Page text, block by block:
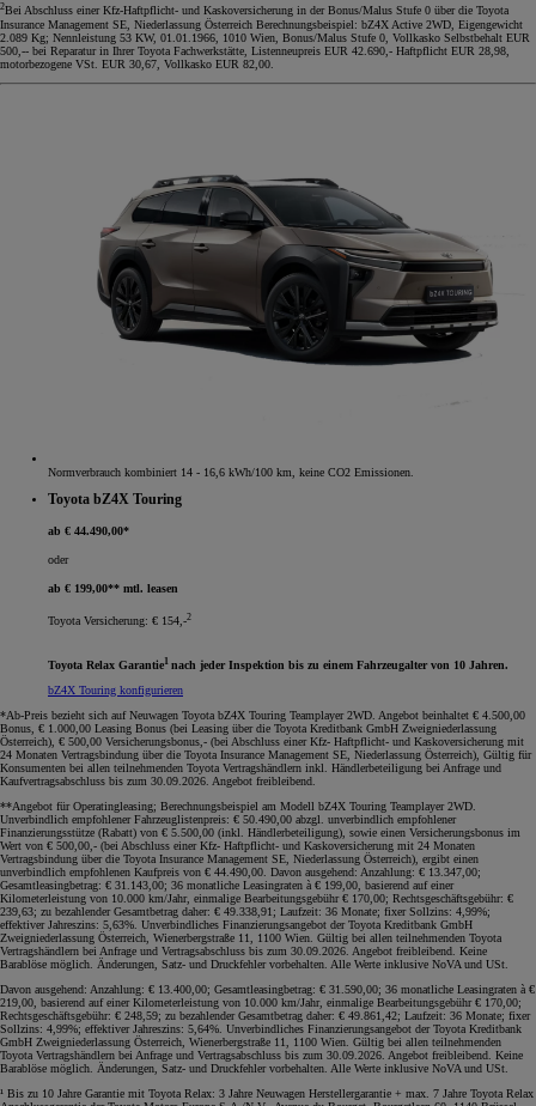
2Bei Abschluss einer Kfz-Haftpflicht- und Kaskoversicherung in der Bonus/Malus Stufe 0 über die Toyota
Insurance Management SE, Niederlassung Österreich Berechnungsbeispiel: bZ4X Active 2WD, Eigengewicht
2.089 Kg; Nennleistung 53 KW, 01.01.1966, 1010 Wien, Bonus/Malus Stufe 0, Vollkasko Selbstbehalt EUR
500,-- bei Reparatur in Ihrer Toyota Fachwerkstätte, Listenneupreis EUR 42.690,- Haftpflicht EUR 28,98,
motorbezogene VSt. EUR 30,67, Vollkasko EUR 82,00.
Normverbrauch kombiniert 14 - 16,6 kWh/100 km, keine CO2 Emissionen.
Toyota bZ4X Touring
ab € 44.490,00*
oder
ab € 199,00** mtl. leasen
Toyota Versicherung: € 154,-2
Toyota Relax Garantie1 nach jeder Inspektion bis zu einem Fahrzeugalter von 10 Jahren.
bZ4X Touring konfigurieren
*Ab-Preis bezieht sich auf Neuwagen Toyota bZ4X Touring Teamplayer 2WD. Angebot beinhaltet € 4.500,00
Bonus, € 1.000,00 Leasing Bonus (bei Leasing über die Toyota Kreditbank GmbH Zweigniederlassung
Österreich), € 500,00 Versicherungsbonus,- (bei Abschluss einer Kfz- Haftpflicht- und Kaskoversicherung mit
24 Monaten Vertragsbindung über die Toyota Insurance Management SE, Niederlassung Österreich), Gültig für
Konsumenten bei allen teilnehmenden Toyota Vertragshändlern inkl. Händlerbeteiligung bei Anfrage und
Kaufvertragsabschluss bis zum 30.09.2026. Angebot freibleibend.
**Angebot für Operatingleasing; Berechnungsbeispiel am Modell bZ4X Touring Teamplayer 2WD.
Unverbindlich empfohlener Fahrzeuglistenpreis: € 50.490,00 abzgl. unverbindlich empfohlener
Finanzierungsstütze (Rabatt) von € 5.500,00 (inkl. Händlerbeteiligung), sowie einen Versicherungsbonus im
Wert von € 500,00,- (bei Abschluss einer Kfz- Haftpflicht- und Kaskoversicherung mit 24 Monaten
Vertragsbindung über die Toyota Insurance Management SE, Niederlassung Österreich), ergibt einen
unverbindlich empfohlenen Kaufpreis von € 44.490,00. Davon ausgehend: Anzahlung: € 13.347,00;
Gesamtleasingbetrag: € 31.143,00; 36 monatliche Leasingraten à € 199,00, basierend auf einer
Kilometerleistung von 10.000 km/Jahr, einmalige Bearbeitungsgebühr € 170,00; Rechtsgeschäftsgebühr: €
239,63; zu bezahlender Gesamtbetrag daher: € 49.338,91; Laufzeit: 36 Monate; fixer Sollzins: 4,99%;
effektiver Jahreszins: 5,63%. Unverbindliches Finanzierungsangebot der Toyota Kreditbank GmbH
Zweigniederlassung Österreich, Wienerbergstraße 11, 1100 Wien. Gültig bei allen teilnehmenden Toyota
Vertragshändlern bei Anfrage und Vertragsabschluss bis zum 30.09.2026. Angebot freibleibend. Keine
Barablöse möglich. Änderungen, Satz- und Druckfehler vorbehalten. Alle Werte inklusive NoVA und USt.
Davon ausgehend: Anzahlung: € 13.400,00; Gesamtleasingbetrag: € 31.590,00; 36 monatliche Leasingraten à €
219,00, basierend auf einer Kilometerleistung von 10.000 km/Jahr, einmalige Bearbeitungsgebühr € 170,00;
Rechtsgeschäftsgebühr: € 248,59; zu bezahlender Gesamtbetrag daher: € 49.861,42; Laufzeit: 36 Monate; fixer
Sollzins: 4,99%; effektiver Jahreszins: 5,64%. Unverbindliches Finanzierungsangebot der Toyota Kreditbank
GmbH Zweigniederlassung Österreich, Wienerbergstraße 11, 1100 Wien. Gültig bei allen teilnehmenden
Toyota Vertragshändlern bei Anfrage und Vertragsabschluss bis zum 30.09.2026. Angebot freibleibend. Keine
Barablöse möglich. Änderungen, Satz- und Druckfehler vorbehalten. Alle Werte inklusive NoVA und USt.
¹ Bis zu 10 Jahre Garantie mit Toyota Relax: 3 Jahre Neuwagen Herstellergarantie + max. 7 Jahre Toyota Relax